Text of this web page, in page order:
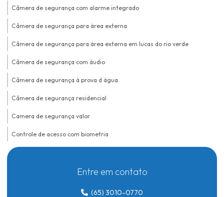
Câmera de segurança com alarme integrado
Câmera de segurança para área externa
Câmera de segurança para área externa em lucas do rio verde
Câmera de segurança com áudio
Câmera de segurança à prova d água
Câmera de segurança residencial
Camera de segurança valor
Controle de acesso com biometria
Controle de acesso biométrico
Controle de acesso biométrico para condomínios
Controle de acesso biométrico em lucas do rio verde
Entre em contato
(65) 3010-0770